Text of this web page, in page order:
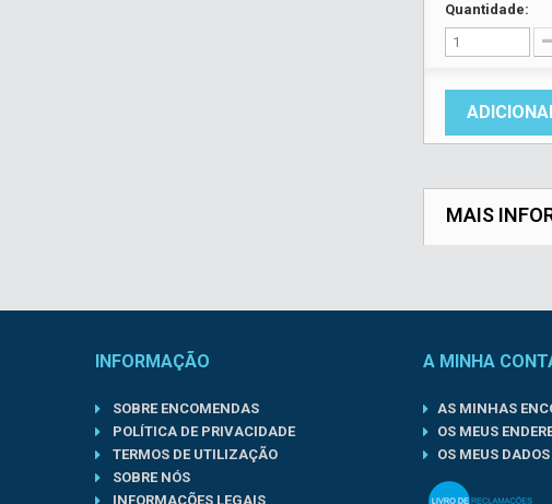
Quantidade:
MAIS
INFORMAÇÃO
SOBRE ENCOMENDAS
POLÍTICA DE PRIVACIDADE
TERMOS DE UTILIZAÇÃO
SOBRE NÓS
INFORMAÇÕES LEGAIS
A MINHA
AS MINHAS
OS MEUS
OS MEUS